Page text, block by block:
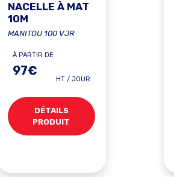
NACELLE À MAT
10M
MANITOU 100 VJR
À PARTIR DE
97€
HT / JOUR
DÉTAILS
PRODUIT